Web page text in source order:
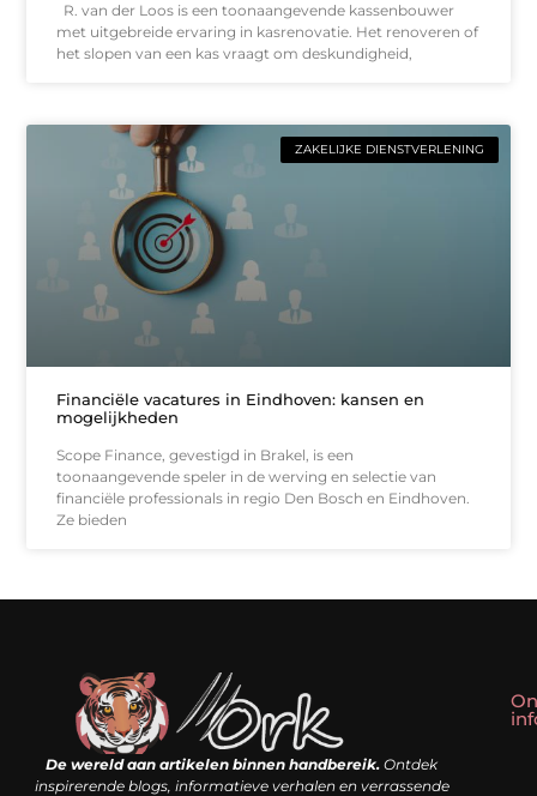
R. van der Loos is een toonaangevende kassenbouwer
met uitgebreide ervaring in kasrenovatie. Het renoveren of
het slopen van een kas vraagt om deskundigheid,
ZAKELIJKE DIENSTVERLENING
Financiële vacatures in Eindhoven: kansen en
mogelijkheden
Scope Finance, gevestigd in Brakel, is een
toonaangevende speler in de werving en selectie van
financiële professionals in regio Den Bosch en Eindhoven.
Ze bieden
De wereld aan artikelen binnen handbereik. Ontdek
inspirerende blogs, informatieve verhalen en verrassende